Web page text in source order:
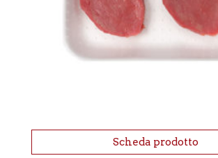
Scheda prodotto